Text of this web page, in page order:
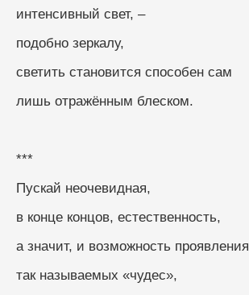
интенсивный свет, –
подобно зеркалу,
светить становится способен сам
лишь отражённым блеском.
***
Пускай неочевидная,
в конце концов, естественность,
а значит, и возможность проявления
так называемых «чудес»,